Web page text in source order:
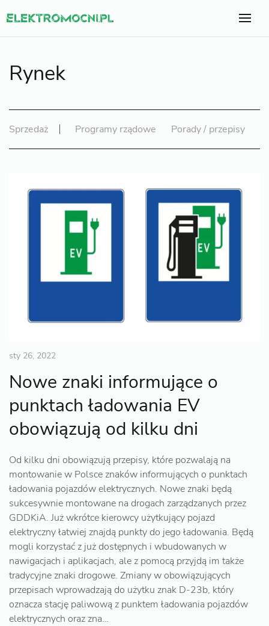
Rynek
Sprzedaż Programy rządowe Porady / przepisy
sty 26, 2022
Nowe znaki informujące o
punktach ładowania EV
obowiązują od kilku dni
Od kilku dni obowiązują przepisy, które pozwalają na
montowanie w Polsce znaków informujących o punktach
ładowania pojazdów elektrycznych. Nowe znaki będą
sukcesywnie montowane na drogach zarządzanych przez
GDDKiA. Już wkrótce kierowcy użytkujący pojazd
elektryczny łatwiej znajdą punkty do jego ładowania. Będą
mogli korzystać z już dostępnych i wbudowanych w
nawigacjach i aplikacjach, ale z pomocą przyjdą im także
tradycyjne znaki drogowe. Zmiany w obowiązujących
przepisach wprowadzają do użytku znak D-23b, który
oznacza stację paliwową z punktem ładowania pojazdów
elektrycznych oraz zna…